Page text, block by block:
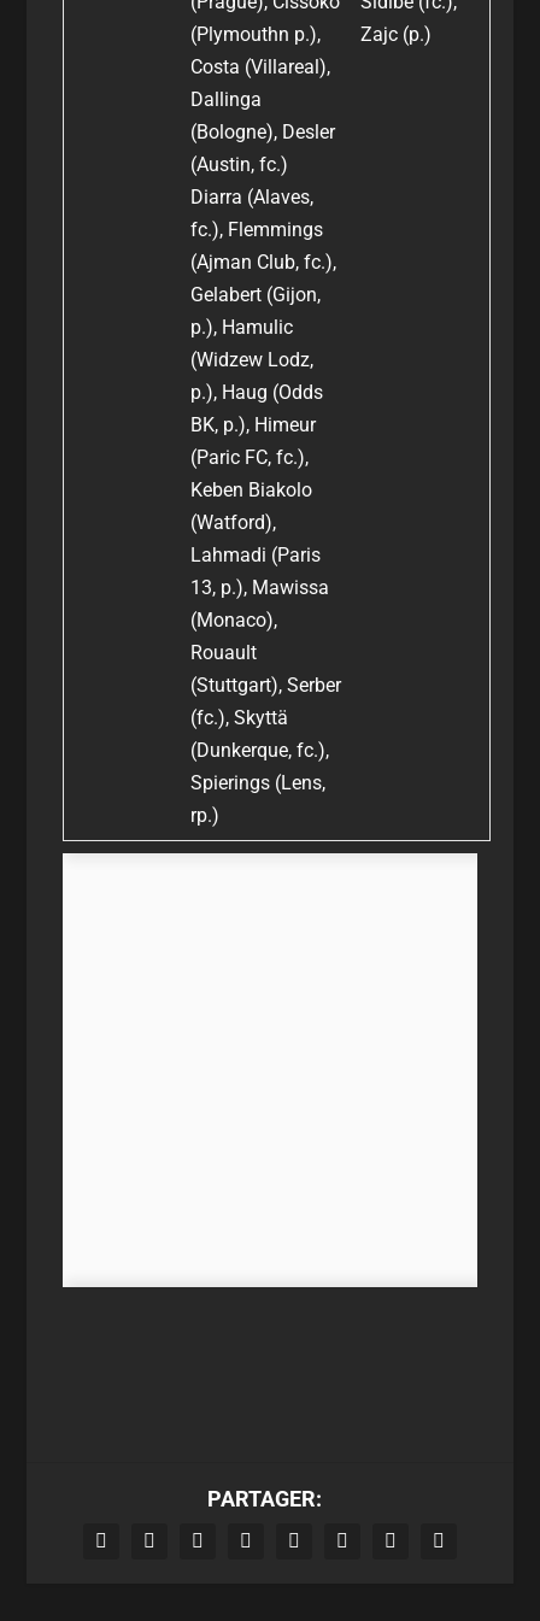
(Plymouthn p.),
Costa (Villareal),
Dallinga
(Bologne), Desler
(Austin, fc.)
Diarra (Alaves,
fc.), Flemmings
(Ajman Club, fc.),
Gelabert (Gijon,
p.), Hamulic
(Widzew Lodz,
p.), Haug (Odds
BK, p.), Himeur
(Paric FC, fc.),
Keben Biakolo
(Watford),
Lahmadi (Paris
13, p.), Mawissa
(Monaco),
Rouault
(Stuttgart), Serber
(fc.), Skyttä
(Dunkerque, fc.),
Spierings (Lens,
rp.)
Zajc (p.)
PARTAGER: